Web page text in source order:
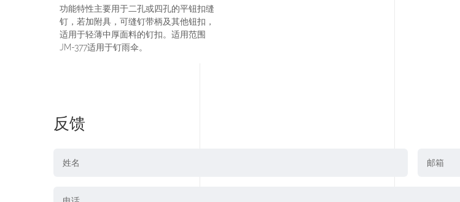
功能特性主要用于二孔或四孔的平钮扣缝
钉，若加附具，可缝钉带柄及其他钮扣，
适用于轻薄中厚面料的钉扣。适用范围
JM-377适用于钉雨伞。
反馈